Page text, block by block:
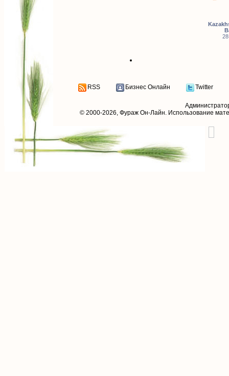
RSS Бизнес Онлайн Twitter
© 2000-2026, Фураж Он-Лайн. Использование